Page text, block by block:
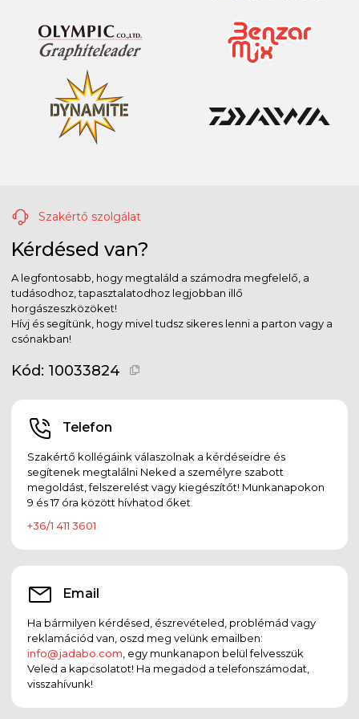
Szakértő szolgálat
Kérdésed van?
A legfontosabb, hogy megtaláld a számodra megfelelő, a
tudásodhoz, tapasztalatodhoz legjobban illő
horgászeszközöket!
Hívj és segítünk, hogy mivel tudsz sikeres lenni a parton vagy a
csónakban!
Kód: 10033824
Telefon
Szakértő kollégáink válaszolnak a kérdéseidre és
segítenek megtalálni Neked a személyre szabott
megoldást, felszerelést vagy kiegészítőt! Munkanapokon
9 és 17 óra között hívhatod őket.
+36/1 411 3601
Email
Ha bármilyen kérdésed, észrevételed, problémád vagy
reklamációd van, oszd meg velünk emailben:
info@jadabo.com , egy munkanapon belül felvesszük
Veled a kapcsolatot! Ha megadod a telefonszámodat,
visszahívunk!